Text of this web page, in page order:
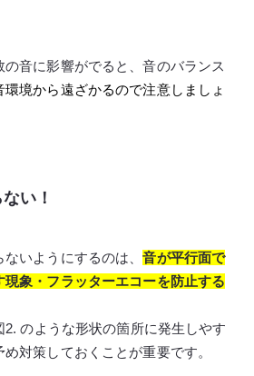
音に影響がでると、音のバランス
環境から遠ざかるので注意しましょ
い！
いようにするのは、音が平行面で
象・フラッターエコーを防止する
のような形状の箇所に発生しやす
対策しておくことが重要です。